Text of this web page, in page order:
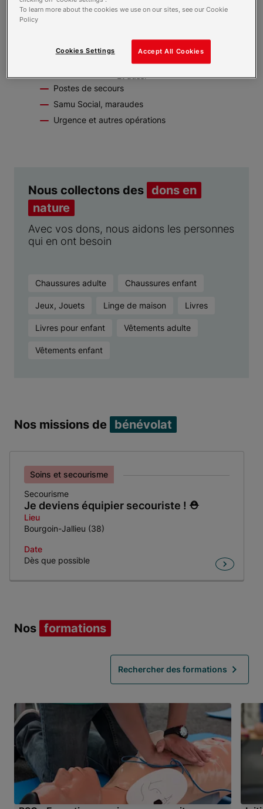
d'orientation (2)
Et aussi
Postes de secours
Samu Social, maraudes
Urgence et autres opérations
Nous collectons des dons en
nature
Avec vos dons, nous aidons les personnes
qui en ont besoin
Chaussures adulte Chaussures enfant
Jeux, Jouets Linge de maison Livres
Livres pour enfant Vêtements adulte
Vêtements enfant
Nos missions de bénévolat
Je deviens équipier secouriste ! ⛑️
Soins et secourisme
Secourisme
Lieu
Bourgoin-Jallieu (38)
Date
Dès que possible
Nos formations
Rechercher des formations
To learn more about the cookies we use on our sites, see our Cookie
Policy
Accept All Cookies
Cookies Settings